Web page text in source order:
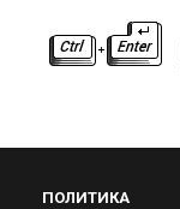
ПОЛИТИКА